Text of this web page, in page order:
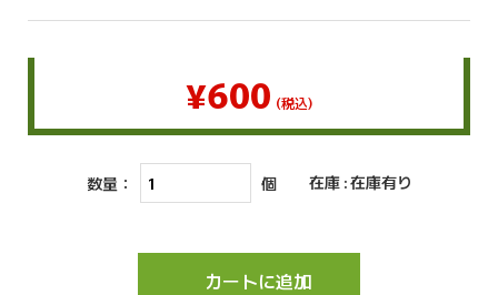
¥600 (税込)
在庫 : 在庫有り